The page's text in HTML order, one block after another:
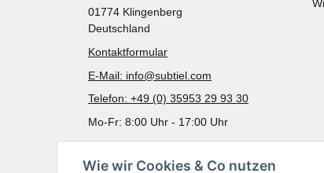
Wie wir Cookies & Co nutzen
01774 Klingenberg
Deutschland
Kontaktformular
E-Mail: info@subtiel.com
Telefon: +49 (0) 35953 29 93 30
Mo-Fr: 8:00 Uhr - 17:00 Uhr